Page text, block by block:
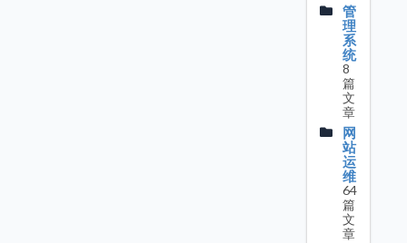
管
理
系
统
8
篇
文
章
网
站
运
维
64
篇
文
章